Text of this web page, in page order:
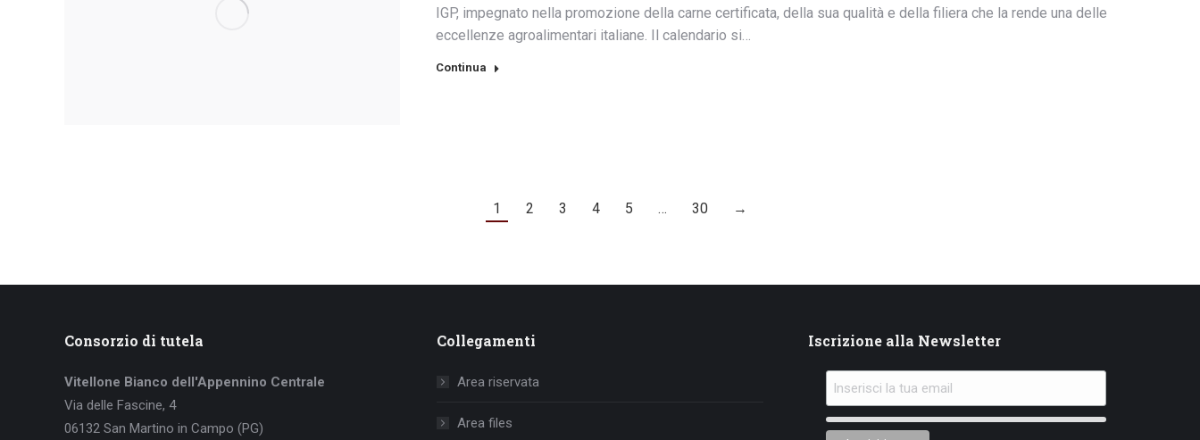
IGP, impegnato nella promozione della carne certificata, della sua qualità e della filiera che la rende una delle
eccellenze agroalimentari italiane. Il calendario si…
Continua
1 2 3 4 5 … 30 →
Consorzio di tutela
Vitellone Bianco dell'Appennino Centrale
Via delle Fascine, 4
06132 San Martino in Campo (PG)
Collegamenti
Area riservata
Area files
Iscrizione alla Newsletter